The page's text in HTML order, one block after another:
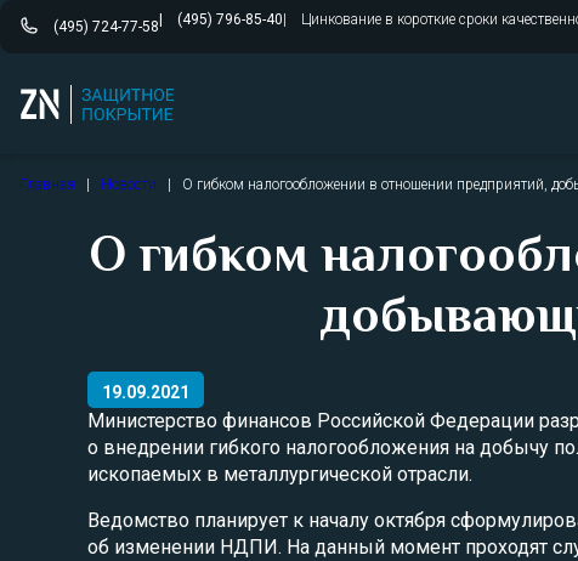
(495) 724-77-58 (495) 796-85-40 Цинкование в короткие сроки
Главная Новости О гибком налогообложении в отношении предприятий,
О гибком
19.09.2021
Министерство финансов Российской Федерации
о внедрении гибкого налогообложения на добычу
ископаемых в металлургической отрасли.
Ведомство планирует к началу октября
об изменении НДПИ. На данный момент проходят